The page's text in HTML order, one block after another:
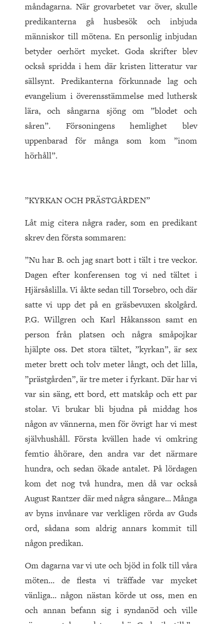
måndagarna. När grovarbetet var över, skulle
predikanterna gå husbesök och inbjuda
människor till mötena. En personlig inbjudan
betyder oerhört mycket. Goda skrifter blev
också spridda i hem där kristen litteratur var
sällsynt. Predikanterna förkunnade lag och
evangelium i överensstämmelse med luthersk
lära, och sångarna sjöng om ”blodet och
såren”. Försoningens hemlighet blev
uppenbarad för många som kom ”inom
hörhåll”.
”KYRKAN OCH PRÄSTGÅRDEN”
Låt mig citera några rader, som en predikant
skrev den första sommaren:
”Nu har B. och jag snart bott i tält i tre veckor.
Dagen efter konferensen tog vi ned tältet i
Hjärsåslilla. Vi åkte sedan till Torsebro, och där
satte vi upp det på en gräsbevuxen skolgård.
P.G. Willgren och Karl Håkansson samt en
person från platsen och några småpojkar
hjälpte oss. Det stora tältet, ”kyrkan”, är sex
meter brett och tolv meter långt, och det lilla,
”prästgården”, är tre meter i fyrkant. Där har vi
var sin säng, ett bord, ett matskåp och ett par
stolar. Vi brukar bli bjudna på middag hos
någon av vännerna, men för övrigt har vi mest
självhushåll. Första kvällen hade vi omkring
femtio åhörare, den andra var det närmare
hundra, och sedan ökade antalet. På lördagen
kom det nog två hundra, men då var också
August Rantzer där med några sångare… Många
av byns invånare var verkligen rörda av Guds
ord, sådana som aldrig annars kommit till
någon predikan.
Om dagarna var vi ute och bjöd in folk till våra
möten… de flesta vi träffade var mycket
vänliga… någon nästan körde ut oss, men en
och annan befann sig i syndanöd och ville